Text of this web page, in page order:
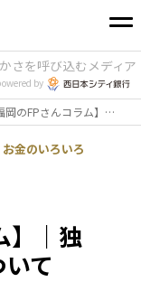
さを呼び込むメディア
by
【福岡のFPさんコラム】｜独身女性の住宅購入について
お金のいろいろ
】｜独
て